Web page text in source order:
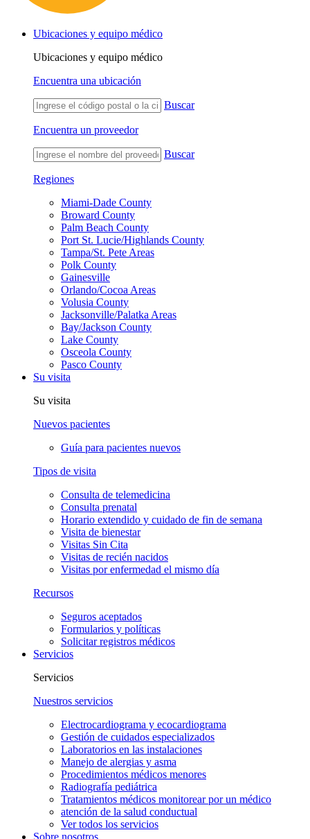
Ubicaciones y equipo médico
Ubicaciones y equipo médico
Encuentra una ubicación
Buscar
Encuentra un proveedor
Buscar
Regiones
Miami-Dade County
Broward County
Palm Beach County
Port St. Lucie/Highlands County
Tampa/St. Pete Areas
Polk County
Gainesville
Orlando/Cocoa Areas
Volusia County
Jacksonville/Palatka Areas
Bay/Jackson County
Lake County
Osceola County
Pasco County
Su visita
Su visita
Nuevos pacientes
Guía para pacientes nuevos
Tipos de visita
Consulta de telemedicina
Consulta prenatal
Horario extendido y cuidado de fin de semana
Visita de bienestar
Visitas Sin Cita
Visitas de recién nacidos
Visitas por enfermedad el mismo día
Recursos
Seguros aceptados
Formularios y políticas
Solicitar registros médicos
Servicios
Servicios
Nuestros servicios
Electrocardiograma y ecocardiograma
Gestión de cuidados especializados
Laboratorios en las instalaciones
Manejo de alergias y asma
Procedimientos médicos menores
Radiografía pediátrica
Tratamientos médicos monitorear por un médico
atención de la salud conductual
Ver todos los servicios
Sobre nosotros